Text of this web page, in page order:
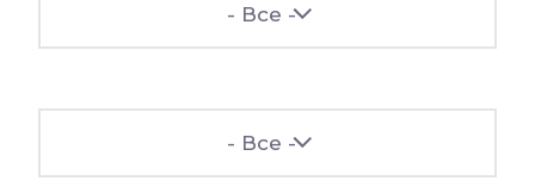
- Все -
- Все -